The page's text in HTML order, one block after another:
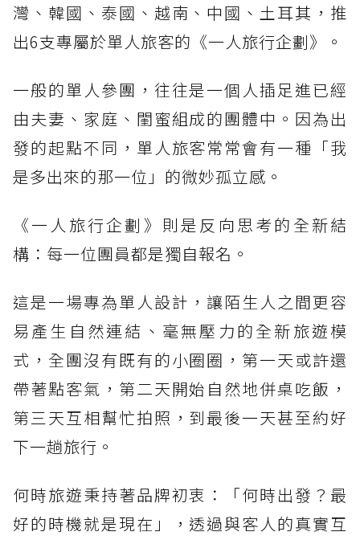
灣、韓國、泰國、越南、中國、土耳其，推
出6支專屬於單人旅客的《一人旅行企劃》。
一般的單人參團，往往是一個人插足進已經
由夫妻、家庭、閨蜜組成的團體中。因為出
發的起點不同，單人旅客常常會有一種「我
是多出來的那一位」的微妙孤立感。
《一人旅行企劃》則是反向思考的全新結
構：每一位團員都是獨自報名。
這是一場專為單人設計，讓陌生人之間更容
易產生自然連結、毫無壓力的全新旅遊模
式，全團沒有既有的小圈圈，第一天或許還
帶著點客氣，第二天開始自然地併桌吃飯，
第三天互相幫忙拍照，到最後一天甚至約好
下一趟旅行。
何時旅遊秉持著品牌初衷：「何時出發？最
好的時機就是現在」，透過與客人的真實互